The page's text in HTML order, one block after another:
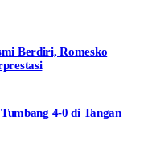
Berdiri, Romesko
4-0 di Tangan